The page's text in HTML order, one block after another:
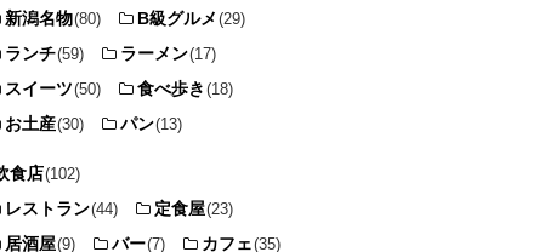
新潟名物(80) B級グルメ(29)
ランチ(59) ラーメン(17)
スイーツ(50) 食べ歩き(18)
お土産(30) パン(13)
食店(102)
レストラン(44) 定食屋(23)
居酒屋(9) バー(7) カフェ(35)